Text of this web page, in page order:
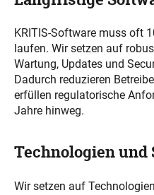
KRITIS-Software muss oft
laufen. Wir setzen auf
Wartung, Updates und
Dadurch reduzieren
erfüllen regulatorische
Jahre hinweg.
Technologien und
Wir setzen auf